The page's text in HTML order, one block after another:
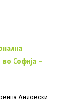
во Софија –
Андовски,